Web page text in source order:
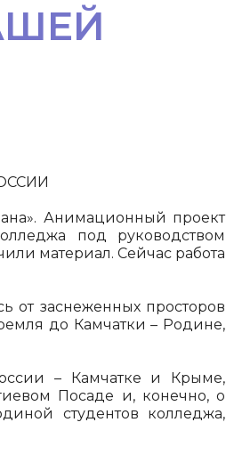
Анимационный проект
под руководством
материал. Сейчас работа
от заснеженных просторов
до Камчатки – Родине,
– Камчатке и Крыме,
Посаде и, конечно, о
студентов колледжа,